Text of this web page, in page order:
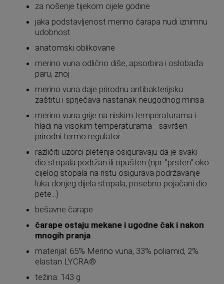
za nošenje tijekom cijele godine
jaka podstavljenost merino čarapa nudi iznimnu
udobnost
anatomski oblikovane
merino vuna odlično diše, apsorbira i oslobađa
paru, znoj
merino vuna daje prirodnu antibakterijsku
zaštitu i sprječava nastanak neugodnog mirisa
merino vuna grije na niskim temperaturama i
hladi na visokim temperaturama - savršen
prirodni termo regulator
različiti uzorci pletenja osiguravaju da je svaki
dio stopala podržan ili opušten (npr. "prsten" oko
cijelog stopala na ristu osigurava podržavanje
luka donjeg dijela stopala, posebno pojačani dio
pete...)
bešavne čarape
čarape ostaju mekane i ugodne čak i nakon
mnogih pranja
materijal: 65% Merino vuna, 33% poliamid, 2%
elastan LYCRA®
težina: 143 g